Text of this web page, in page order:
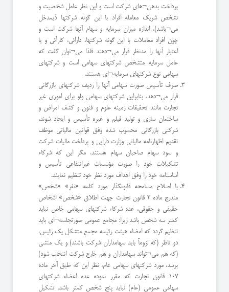
پرداخت بدهی¬های شرکت است و این نظر عامل شخصیت و
تشخص شریک معامله افراد با این گونه شرکتها ذیمدخل
می¬باشد)، اندازه میزان سرمایه و سهام آنها شرکت است و
چون افراد معاملات با این گونه شرکتها، دارائى، کارآئى و یا
اعتبار آنها را مدنظر قرار می¬دهند فلذا می¬توان گفت که
عامل سرمایه متشخص شرکتهای سهامی است و شرکتهای
سهامی نوع شرکتهای سرمایه¬ای هستند.
صرف تأسيس صورت سهامی آنها را ردیف شرکتهای بازرگانی
قرار می¬دهد، بنابراین شرکتهای سهامی ولو برای اموری غیر
تجارت مانند تحقیقات زمینه علوم و فنون و کشف امراض و
ساختمان سازی و تولید فیلم و غیره تأسيس و ایجاد شوند،
شرکتی بازرگانی محسوب شده وفق قوانین مالیاتی موظف
تقدیم اظهارنامه مالیاتی وزارت دارایی و پرداخت مالیات شرکت
و سود سهام صاحبان سهام هستند، مگر این که شرکاء
تشکیلات خود را صورت مؤسسات غیرانتفاعی تأسيس و
اساسنامه خود را وفق اهداف مورد نظر خود تنظیم نمایند.
با اصلاح مسامحه قانونگذار مورد کلمه «نفر» «شخص»
مندرج ماده 3 قانون تجارت جهت اطلاق «شخص» اشخاص
حقیقی و حقوقی، عده شرکاء شرکتهای سهامی خاص نباید
کمتر سه شخص باشد زیرا: مجامع عمومی صورتجلسه¬ای باید
تنظیم گردد که امضاء هیئت رئيسه مجمع متشكل یک رئيس،
دو ناظر (که لزوماً باید سهامداران شرکت باشند) و یک منشی
(که هم می¬تواند سهامداران و هم خارج شرکت انتخاب شود)
برسد، مورد شرکتهای سهامی عام، نظر این که طبق آخر ماده
107 قانون تجارت که مقرر نموده عده اعضاء شرکتهای
سهامی عمومی (عام) نباید پنج شخص کمتر باشد، تشکیل